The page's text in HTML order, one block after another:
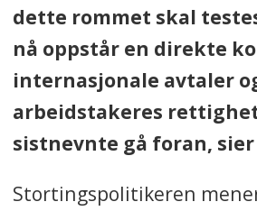
dette rommet skal
nå oppstår en direkte
internasjonale avtaler
arbeidstakeres
sistnevnte gå foran, sier
Stortingspolitikeren